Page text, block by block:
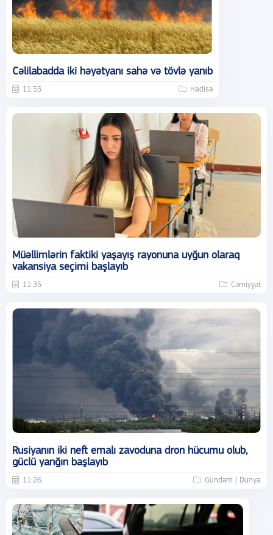
Cəlilabadda iki həyətyanı sahə və tövlə yanıb
11:55 Hadisə
Müəllimlərin faktiki yaşayış rayonuna uyğun olaraq
vakansiya seçimi başlayıb
11:35 Cəmiyyət
Rusiyanın iki neft emalı zavoduna dron hücumu olub,
güclü yanğın başlayıb
11:26 Gündəm / Dünya